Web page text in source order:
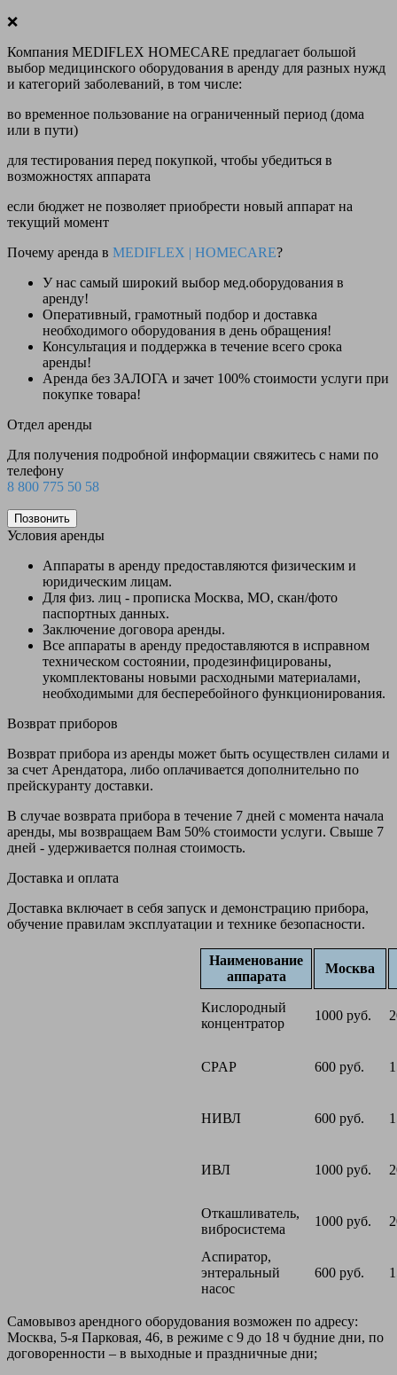
❌
Компания MEDIFLEX HOMECARE предлагает большой
выбор медицинского оборудования в аренду для разных нужд
и категорий заболеваний, в том числе:
во временное пользование на ограниченный период (дома
или в пути)
для тестирования перед покупкой, чтобы убедиться в
возможностях аппарата
если бюджет не позволяет приобрести новый аппарат на
текущий момент
Почему аренда в MEDIFLEX | HOMECARE?
У нас самый широкий выбор мед.оборудования в
аренду!
Оперативный, грамотный подбор и доставка
необходимого оборудования в день обращения!
Консультация и поддержка в течение всего срока
аренды!
Аренда без ЗАЛОГА и зачет 100% стоимости услуги при
покупке товара!
Отдел аренды
Для получения подробной информации свяжитесь с нами по
телефону
8 800 775 50 58
Позвонить
Условия аренды
Аппараты в аренду предоставляются физическим и
юридическим лицам.
Для физ. лиц - прописка Москва, МО, скан/фото
паспортных данных.
Заключение договора аренды.
Все аппараты в аренду предоставляются в исправном
техническом состоянии, продезинфицированы,
укомплектованы новыми расходными материалами,
необходимыми для бесперебойного функционирования.
Возврат приборов
Возврат прибора из аренды может быть осуществлен силами и
за счет Арендатора, либо оплачивается дополнительно по
прейскуранту доставки.
В случае возврата прибора в течение 7 дней с момента начала
аренды, мы возвращаем Вам 50% стоимости услуги. Свыше 7
дней - удерживается полная стоимость.
Доставка и оплата
Доставка включает в себя запуск и демонстрацию прибора,
обучение правилам эксплуатации и технике безопасности.
Наименование
аппарата
Москва
Кислородный
концентратор
1000 руб.
CPAP 600 руб.
НИВЛ 600 руб.
ИВЛ 1000 руб.
Откашливатель,
вибросистема
1000 руб.
Аспиратор,
энтеральный
насос
600 руб.
Самовывоз арендного оборудования возможен по адресу:
Москва, 5-я Парковая, 46, в режиме с 9 до 18 ч будние дни, по
договоренности – в выходные и праздничные дни;